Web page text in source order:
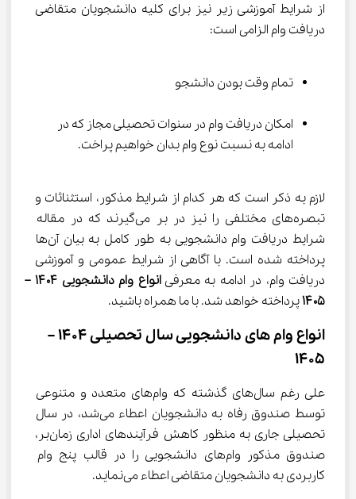
از شرایط آموزشی زیر نیز برای کلیه دانشجویان متقاضی
دریافت وام الزامی است:
تمام وقت بودن دانشجو
امکان دریافت وام در سنوات تحصیلی مجاز که در
ادامه به نسبت نوع وام بدان خواهیم پراخت.
لازم به ذکر است که هر کدام از شرایط مذکور، استثنائات و
تبصره‌های مختلفی را نیز در بر می‌گیرند که در مقاله
شرایط دریافت وام دانشجویی به طور کامل به بیان آن‌ها
پرداخته شده است. با آگاهی از شرایط عمومی و آموزشی
دریافت وام، در ادامه به معرفی
انواع وام دانشجویی ۱۴۰۴ –
۱۴۰۵ پرداخته خواهد شد. با ما همراه باشید.
انواع وام های دانشجویی سال تحصیلی 1404 –
1405
علی رغم سال‌های گذشته که وام‌های متعدد و متنوعی
توسط صندوق رفاه به دانشجویان اعطاء می‌شد، در سال
تحصیلی جاری به منظور کاهش فرآیندهای اداری زمان‌بر،
صندوق مذکور وام‌های دانشجویی را در قالب پنج وام
کاربردی به دانشجویان متقاضی اعطاء می‌نماید.